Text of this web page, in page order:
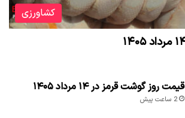
کشاورزی
قیمت روز گوشت قرمز در ۱۴ مرداد ۱۴۰۵
2 ساعت پیش